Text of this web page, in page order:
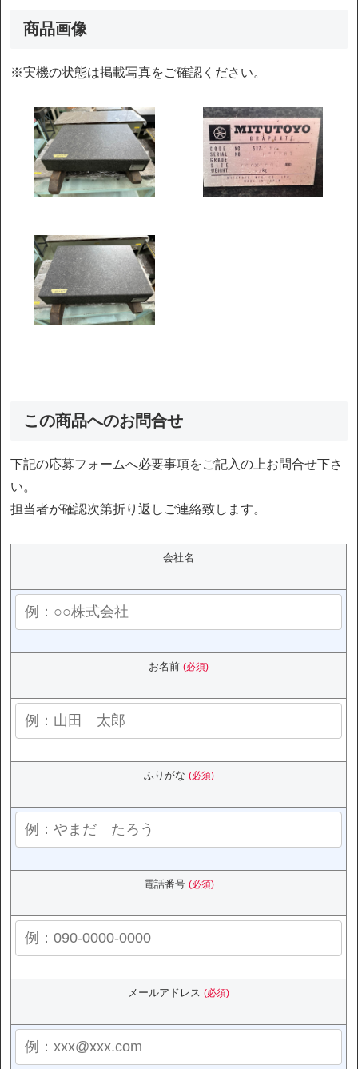
商品画像
※実機の状態は掲載写真をご確認ください。
この商品へのお問合せ
下記の応募フォームへ必要事項をご記入の上お問合せ下さ
い。
担当者が確認次第折り返しご連絡致します。
会社名
お名前(必須)
ふりがな (必須)
電話番号 (必須)
メールアドレス(必須)